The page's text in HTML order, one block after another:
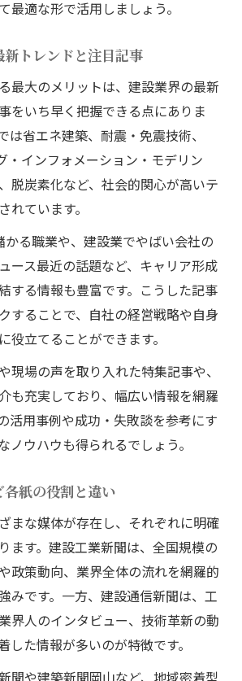
最適な形で活用しましょう。
トレンドと注目記事
最大のメリットは、建設業界の最新
をいち早く把握できる点にありま
は省エネ建築、耐震・免震技術、
・インフォメーション・モデリン
脱炭素化など、社会的関心が高いテ
れています。
かる職業や、建設業でやばい会社の
ース最近の話題など、キャリア形成
する情報も豊富です。こうした記事
することで、自社の経営戦略や自身
役立てることができます。
現場の声を取り入れた特集記事や、
も充実しており、幅広い情報を網羅
活用事例や成功・失敗談を参考にす
ノウハウも得られるでしょう。
紙の役割と違い
まな媒体が存在し、それぞれに明確
ます。建設工業新聞は、全国規模の
政策動向、業界全体の流れを網羅的
みです。一方、建設通信新聞は、工
界人のインタビュー、技術革新の動
した情報が多いのが特徴です。
聞や建築新聞岡山など、地域密着型